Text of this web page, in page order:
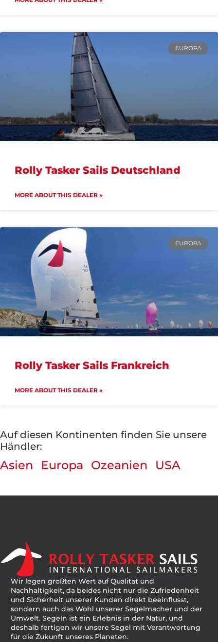
EUROPA
Rolly Tasker Sails Deutschland
MORE ABOUT THIS DEALER »
EUROPA
Rolly Tasker Sails Frankreich
MORE ABOUT THIS DEALER »
Auf diesen Kontinenten finden Sie unsere
Händler:
Asien Europa Ozeanien USA
Wir legen größten Wert auf Qualität und
Nachhaltigkeit, da beides nicht nur die Zufriedenheit
und Sicherheit unserer Kunden direkt beeinflusst,
sondern auch das Wohl unserer Segelmacher und der
Umwelt. Segeln ist ein Erlebnis in der Natur, und
deshalb fertigen wir unsere Segel mit Verantwortung
für die Zukunft unseres Planeten.